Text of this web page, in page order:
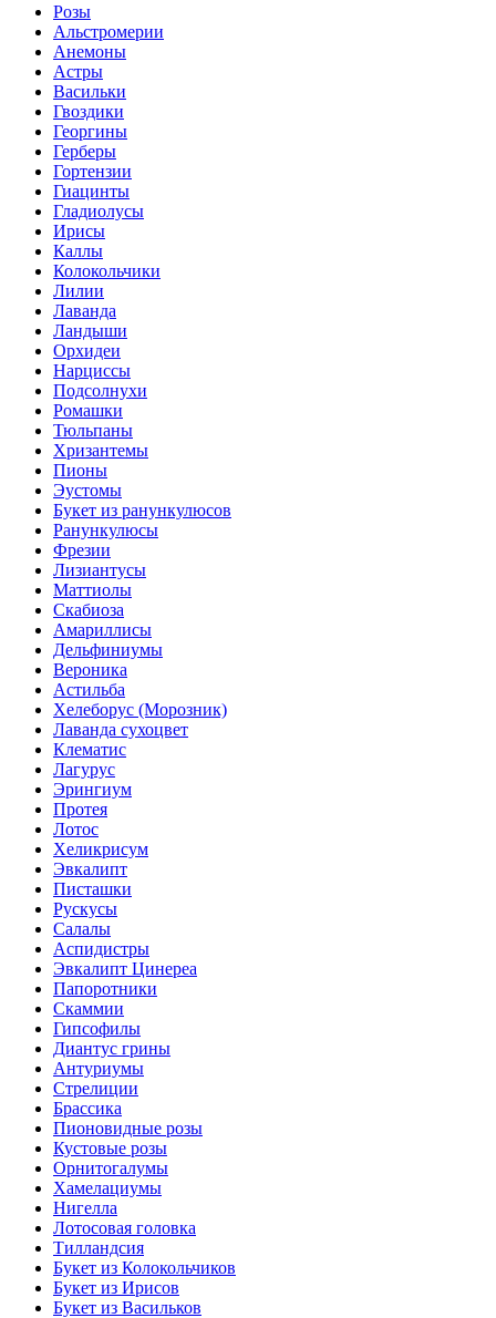
Розы
Альстромерии
Анемоны
Астры
Васильки
Гвоздики
Георгины
Герберы
Гортензии
Гиацинты
Гладиолусы
Ирисы
Каллы
Колокольчики
Лилии
Лаванда
Ландыши
Орхидеи
Нарциссы
Подсолнухи
Ромашки
Тюльпаны
Хризантемы
Пионы
Эустомы
Букет из ранункулюсов
Ранункулюсы
Фрезии
Лизиантусы
Маттиолы
Скабиоза
Амариллисы
Дельфиниумы
Вероника
Астильба
Хелеборус (Морозник)
Лаванда сухоцвет
Клематис
Лагурус
Эрингиум
Протея
Лотос
Хеликрисум
Эвкалипт
Писташки
Рускусы
Салалы
Аспидистры
Эвкалипт Цинереа
Папоротники
Скаммии
Гипсофилы
Диантус грины
Антуриумы
Стрелиции
Брассика
Пионовидные розы
Кустовые розы
Орнитогалумы
Хамелациумы
Нигелла
Лотосовая головка
Тилландсия
Букет из Колокольчиков
Букет из Ирисов
Букет из Васильков